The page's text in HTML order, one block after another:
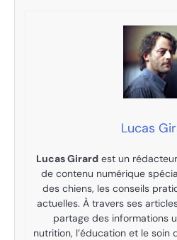
Lucas
Lucas Girard est un
de contenu numérique
des chiens, les conseils
actuelles. À travers ses
partage des informations
nutrition, l’éducation et le soin